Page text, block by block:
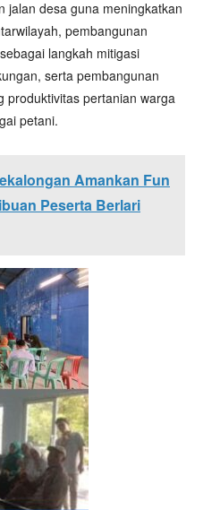
jalan desa guna meningkatkan
pembangunan
langkah mitigasi
serta pembangunan
produktivitas pertanian warga
petani.
Amankan Fun
Peserta Berlari